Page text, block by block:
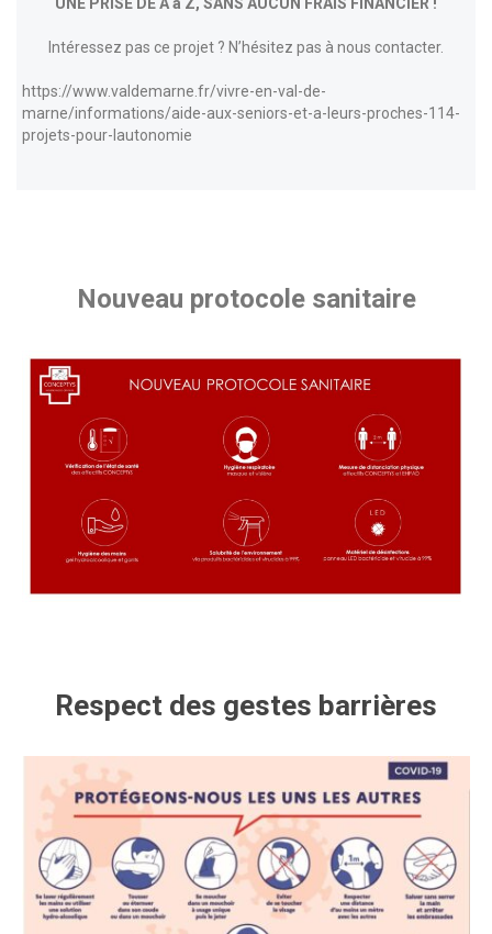
Intéressez pas ce projet ? N’hésitez pas à nous contacter.
https://www.valdemarne.fr/vivre-en-val-de-
marne/informations/aide-aux-seniors-et-a-leurs-proches-114-
projets-pour-lautonomie
Nouveau protocole sanitaire
Respect des gestes barrières